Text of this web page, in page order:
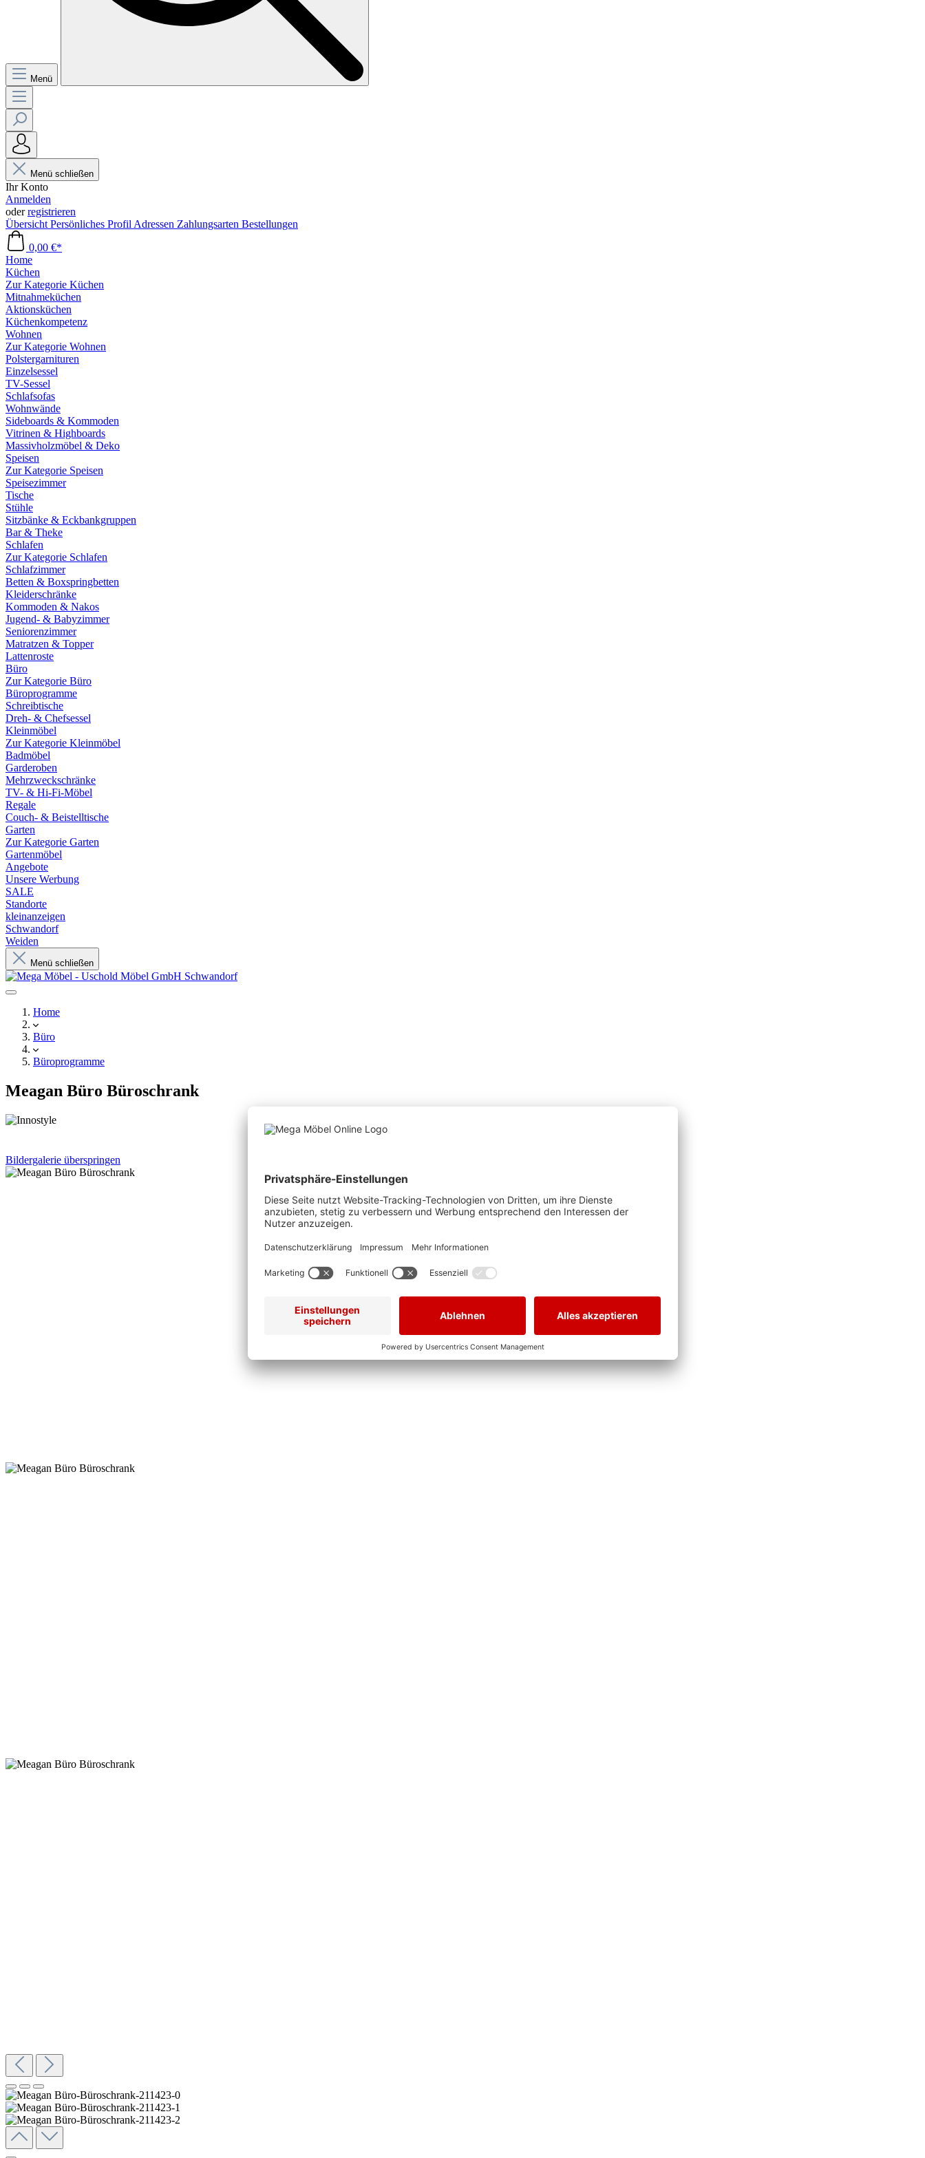
Menü
Menü schließen
Ihr Konto
Anmelden
oderregistrieren
Übersicht Persönliches Profil Adressen Zahlungsarten Bestellungen
0,00 €*
Home
Küchen
Zur Kategorie Küchen
Mitnahmeküchen
Aktionsküchen
Küchenkompetenz
Wohnen
Zur Kategorie Wohnen
Polstergarnituren
Einzelsessel
TV-Sessel
Schlafsofas
Wohnwände
Sideboards & Kommoden
Vitrinen & Highboards
Massivholzmöbel & Deko
Speisen
Zur Kategorie Speisen
Speisezimmer
Tische
Stühle
Sitzbänke & Eckbankgruppen
Bar & Theke
Schlafen
Zur Kategorie Schlafen
Schlafzimmer
Betten & Boxspringbetten
Kleiderschränke
Kommoden & Nakos
Jugend- & Babyzimmer
Seniorenzimmer
Matratzen & Topper
Lattenroste
Büro
Zur Kategorie Büro
Büroprogramme
Schreibtische
Dreh- & Chefsessel
Kleinmöbel
Zur Kategorie Kleinmöbel
Badmöbel
Garderoben
Mehrzweckschränke
TV- & Hi-Fi-Möbel
Regale
Couch- & Beistelltische
Garten
Zur Kategorie Garten
Gartenmöbel
Angebote
Unsere Werbung
SALE
Standorte
kleinanzeigen
Schwandorf
Weiden
Menü schließen
Home
Büro
Büroprogramme
Meagan Büro Büroschrank
Bildergalerie überspringen